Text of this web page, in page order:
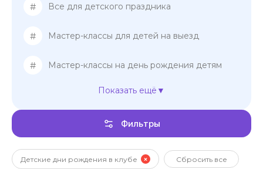
# Все для детского праздника
# Мастер-классы для детей на выезд
# Мастер-классы на день рождения детям
Мастер-классы для девочек
Мастер-классы для мальчиков
Шоу-представление на день рождения
детям
Показать ещё
Фильтры
Детские дни рождения в клубе Сбросить все